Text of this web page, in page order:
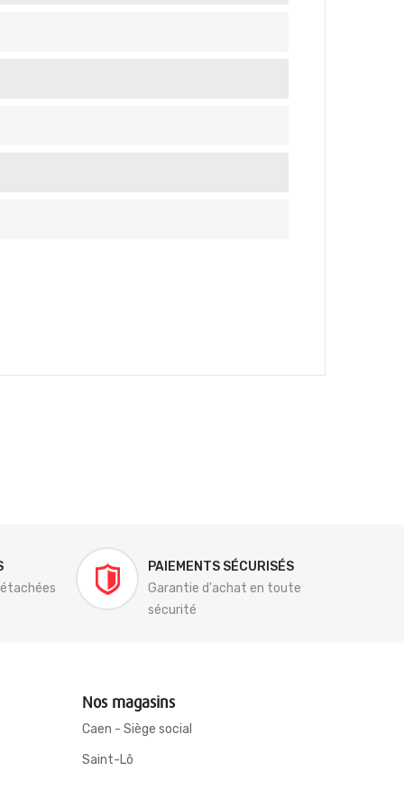
PAIEMENTS SÉCURISÉS
Garantie d'achat en toute
sécurité
Nos magasins
Caen - Siège social
Saint-Lô